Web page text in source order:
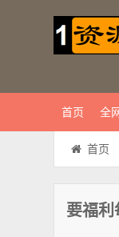
首页 全
首页
要福